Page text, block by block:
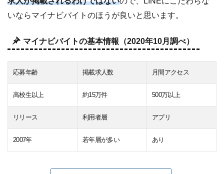
いならマイナビバイトのほうが良いと思います。
マイナビバイトの基本情報（2020年10月調べ）
応募年齢 掲載求人数 月間アクセス
高校生以上 約15万件 500万以上
リリース 利用者層 アプリ
2007年 若年層が多い あり